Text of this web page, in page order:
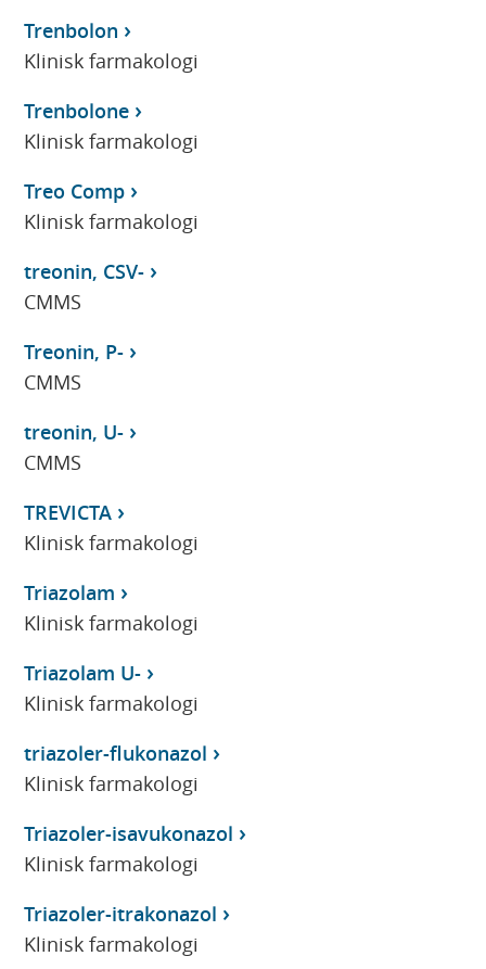
Trenbolon
Klinisk farmakologi
Trenbolone
Klinisk farmakologi
Treo Comp
Klinisk farmakologi
treonin, CSV-
CMMS
Treonin, P-
CMMS
treonin, U-
CMMS
TREVICTA
Klinisk farmakologi
Triazolam
Klinisk farmakologi
Triazolam U-
Klinisk farmakologi
triazoler-flukonazol
Klinisk farmakologi
Triazoler-isavukonazol
Klinisk farmakologi
Triazoler-itrakonazol
Klinisk farmakologi